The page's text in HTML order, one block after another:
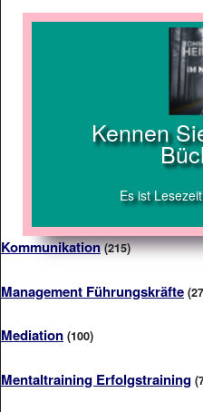
Kennen
Es ist
Kommunikation (215)
Management Führungskräfte
Mediation (100)
Mentaltraining Erfolgstraining